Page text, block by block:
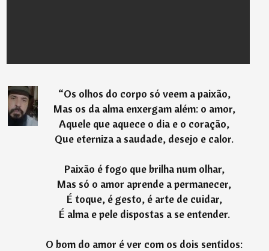
“Os olhos do corpo só veem a paixão,
Mas os da alma enxergam além: o amor,
Aquele que aquece o dia e o coração,
Que eterniza a saudade, desejo e calor.
Paixão é fogo que brilha num olhar,
Mas só o amor aprende a permanecer,
É toque, é gesto, é arte de cuidar,
É alma e pele dispostas a se entender.
O bom do amor é ver com os dois sentidos: